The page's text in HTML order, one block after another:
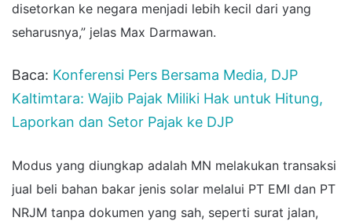
disetorkan ke negara menjadi lebih kecil dari yang
seharusnya,” jelas Max Darmawan.
Baca: Konferensi Pers Bersama Media, DJP
Kaltimtara: Wajib Pajak Miliki Hak untuk Hitung,
Laporkan dan Setor Pajak ke DJP
Modus yang diungkap adalah MN melakukan transaksi
jual beli bahan bakar jenis solar melalui PT EMI dan PT
NRJM tanpa dokumen yang sah, seperti surat jalan,